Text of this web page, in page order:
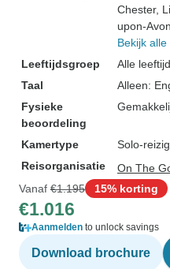
Chester,
upon-Avon
Bekijk
Leeftijdsgroep
Alle
Taal
Alleen:
Fysieke
beoordeling
Kamertype
Solo-
Reisorganisatie
On The
Vanaf €1.195 15% korting
€1.016
Aanmelden to unlock savings
Download brochure